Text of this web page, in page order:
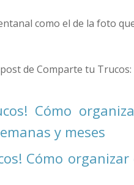
como el de la foto
de Comparte tu Trucos:
Cómo
y meses
Cómo